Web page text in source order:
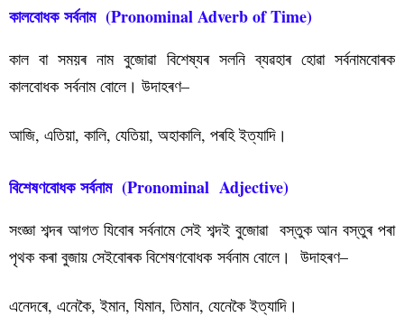
কালবোধক সৰ্বনাম (Pronominal Adverb of Time)
কাল বা সময়ৰ নাম বুজোৱা বিশেষ্যৰ সলনি ব্যৱহাৰ হোৱা সর্বনামবোৰক
কালবোধক সৰ্বনাম বোলে। উদাহৰণ–
আজি, এতিয়া, কালি, যেতিয়া, অহাকালি, পৰহি ইত্যাদি।
বিশেষণবোধক সৰ্বনাম (Pronominal Adjective)
সংজ্ঞা শব্দৰ আগত যিবোৰ সৰ্বনামে সেই শব্দই বুজোৱা বস্তুক আন বস্তুৰ পৰা
পৃথক কৰা বুজায় সেইবোৰক বিশেষণবোধক সৰ্বনাম বোলে। উদাহৰণ–
এনেদৰে, এনেকৈ, ইমান, যিমান, তিমান, যেনেকৈ ইত্যাদি।